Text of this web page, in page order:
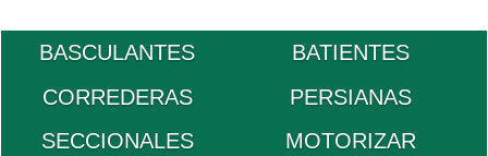
BASCULANTES
BATIENTES
CORREDERAS
PERSIANAS
SECCIONALES
MOTORIZAR